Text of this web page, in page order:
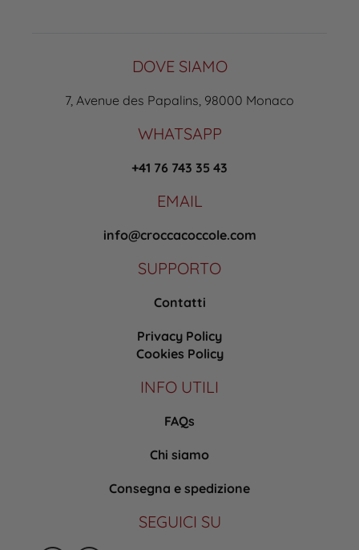
DOVE SIAMO
7, Avenue des Papalins, 98000 Monaco
WHATSAPP
+41 76 743 35 43
EMAIL
info@croccacoccole.com
SUPPORTO
Contatti
Privacy Policy
Cookies Policy
INFO UTILI
FAQs
Chi siamo
Consegna e spedizione
SEGUICI SU